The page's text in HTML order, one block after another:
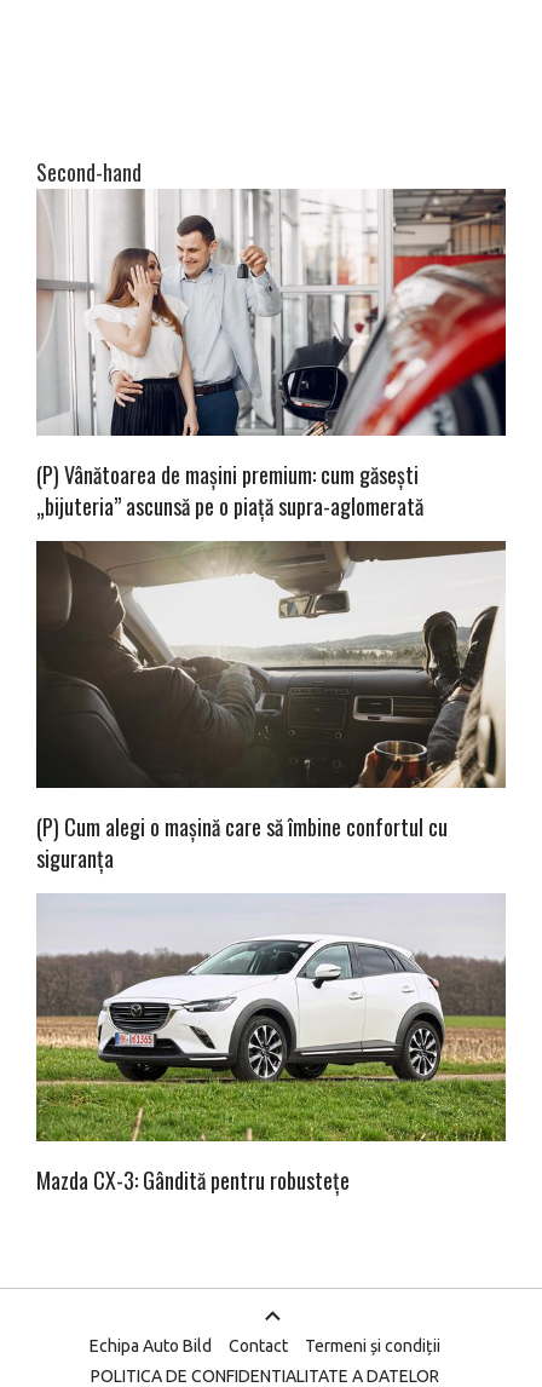
Second-hand
(P) Vânătoarea de mașini premium: cum găsești
„bijuteria” ascunsă pe o piață supra-aglomerată
(P) Cum alegi o mașină care să îmbine confortul cu
siguranța
Mazda CX-3: Gândită pentru robustețe
Echipa Auto Bild Contact
Termeni și condiții
POLITICA DE CONFIDENTIALITATE A DATELOR